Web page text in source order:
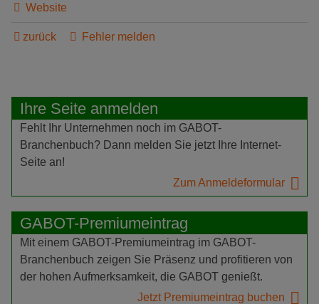
Website
zurück Fehler melden
Ihre Seite anmelden
Fehlt Ihr Unternehmen noch im GABOT-
Branchenbuch? Dann melden Sie jetzt Ihre Internet-
Seite an!
Zum Anmeldeformular
GABOT-Premiumeintrag
Mit einem GABOT-Premiumeintrag im GABOT-
Branchenbuch zeigen Sie Präsenz und profitieren von
der hohen Aufmerksamkeit, die GABOT genießt.
Jetzt Premiumeintrag buchen